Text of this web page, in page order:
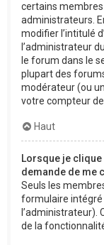
certains
administrateurs.
modifier l’intitulé
l’administrateur
le forum dans le
plupart des
modérateur (ou
votre compteur
Haut
Lorsque je clique
demande de me
Seuls les
formulaire intégré
l’administrateur).
de la